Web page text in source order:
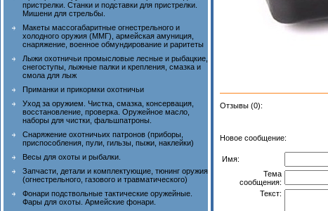
пристрелки. Станки и подставки для пристрелки.
Мишени для стрельбы.
Макеты массогабаритные огнестрельного и
холодного оружия (ММГ), армейская амуниция,
снаряжение, военное обмундирование и раритеты
Лыжи охотничьи промысловые лесные и рыбацкие,
снегоступы, лыжные палки и крепления, смазка и
смола для лыж
Приманки и прикормки охотничьи
Уход за оружием. Чистка, смазка, консервация,
восстановление, проверка. Оружейное масло,
наборы для чистки, фальшпатроны.
Снаряжение охотничьих патронов (приборы,
приспособления, пули, гильзы, пыжи, наклейки)
Весы для охоты и рыбалки.
Запчасти, детали и комплектующие, тюнинг оружия
(огнестрельного, газового и травматического)
Фонари подствольные тактические оружейные.
Фары для охоты. Армейские фонари.
Отзывы (0):
Новое сообщение:
Имя:
Тема
сообщения:
Текст: